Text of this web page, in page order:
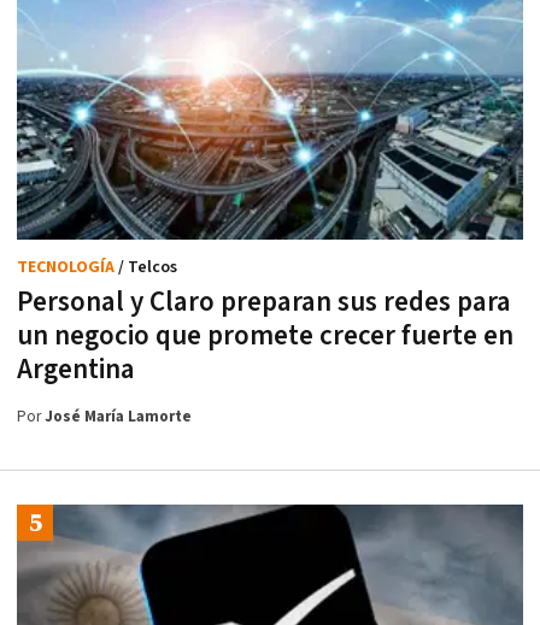
Personal y Claro preparan sus redes para
un negocio que promete crecer fuerte en
Argentina
TECNOLOGÍA/ Telcos
PorJosé María Lamorte